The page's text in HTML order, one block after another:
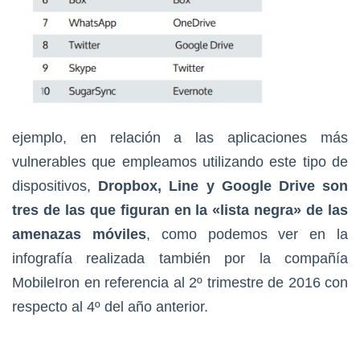
ejemplo, en relación a las aplicaciones más
vulnerables que empleamos utilizando este tipo de
dispositivos, Dropbox, Line y Google Drive son
tres de las que figuran en la «lista negra» de las
amenazas móviles, como podemos ver en la
infografía realizada también por la compañía
MobileIron en referencia al 2º trimestre de 2016 con
respecto al 4º del año anterior.